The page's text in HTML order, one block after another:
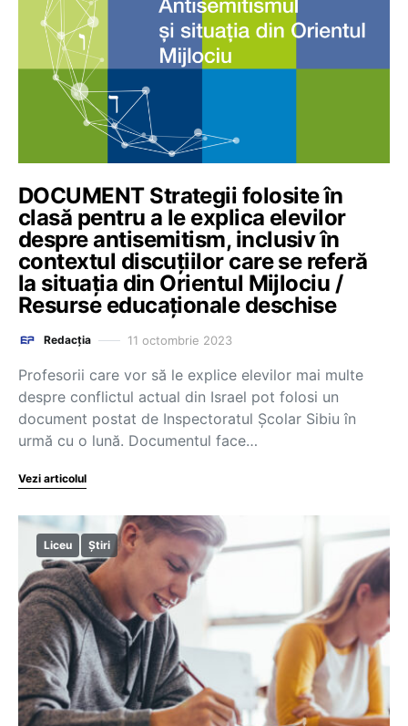
DOCUMENT Strategii folosite în
clasă pentru a le explica elevilor
despre antisemitism, inclusiv în
contextul discuțiilor care se referă
la situația din Orientul Mijlociu /
Resurse educaționale deschise
Redacția 11 octombrie 2023
Profesorii care vor să le explice elevilor mai multe
despre conflictul actual din Israel pot folosi un
document postat de Inspectoratul Școlar Sibiu în
urmă cu o lună. Documentul face…
Vezi articolul
Liceu Știri